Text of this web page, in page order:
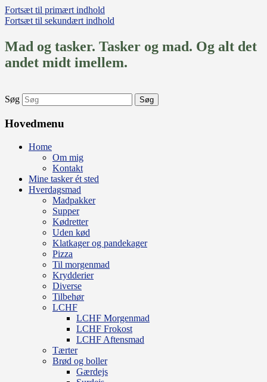
Fortsæt til primært indhold
Fortsæt til sekundært indhold
Mad og tasker. Tasker og mad. Og alt det
andet midt imellem.
Søg
Hovedmenu
Home
Om mig
Kontakt
Mine tasker ét sted
Hverdagsmad
Madpakker
Supper
Kødretter
Uden kød
Klatkager og pandekager
Pizza
Til morgenmad
Krydderier
Diverse
Tilbehør
LCHF
LCHF Morgenmad
LCHF Frokost
LCHF Aftensmad
Tærter
Brød og boller
Gærdejs